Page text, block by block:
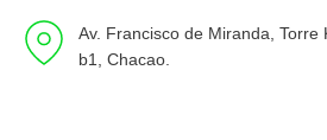
Av. Francisco de Miranda, Torre
b1, Chacao.